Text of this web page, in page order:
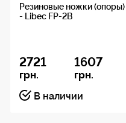
Резиновые ножки (опоры)
- Libec FP-2B
2721
грн.
1607
грн.
В наличии